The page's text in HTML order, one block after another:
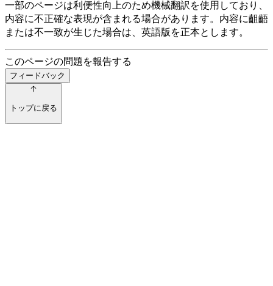
一部のページは利便性向上のため機械翻訳を使用しており、
内容に不正確な表現が含まれる場合があります。内容に齟齬
または不一致が生じた場合は、英語版を正本とします。
このページの問題を報告する
フィードバック
トップに戻る